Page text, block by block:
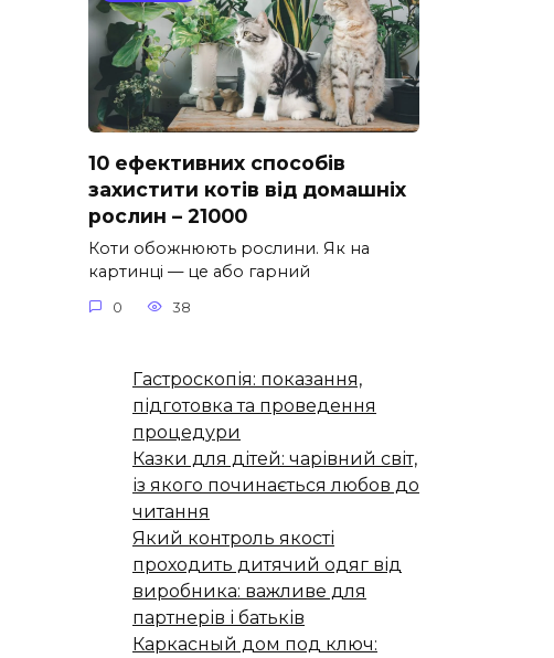
10 ефективних способів
захистити котів від домашніх
рослин – 21000
Коти обожнюють рослини. Як на
картинці — це або гарний
0 38
Гастроскопія: показання,
підготовка та проведення
процедури
Казки для дітей: чарівний світ,
із якого починається любов до
читання
Який контроль якості
проходить дитячий одяг від
виробника: важливе для
партнерів і батьків
Каркасный дом под ключ: